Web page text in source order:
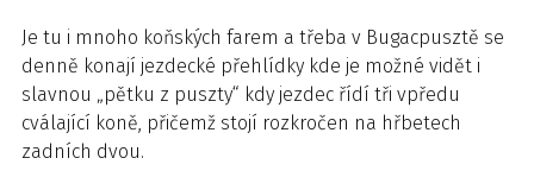
Je tu i mnoho koňských farem a třeba v Bugacpusztě se
denně konají jezdecké přehlídky kde je možné vidět i
slavnou „pětku z puszty“ kdy jezdec řídí tři vpředu
cválající koně, přičemž stojí rozkročen na hřbetech
zadních dvou.